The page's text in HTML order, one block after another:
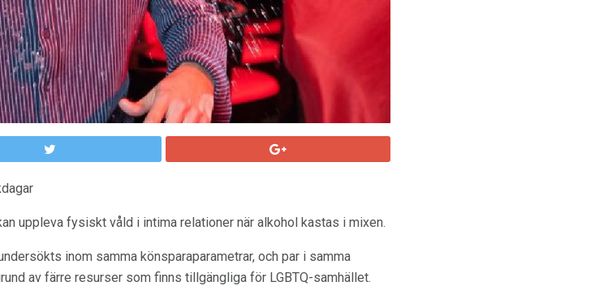
uppleva fysiskt våld i intima relationer när alkohol kastas i mixen.
inom samma könsparaparametrar, och par i samma
av färre resurser som finns tillgängliga för LGBTQ-samhället.